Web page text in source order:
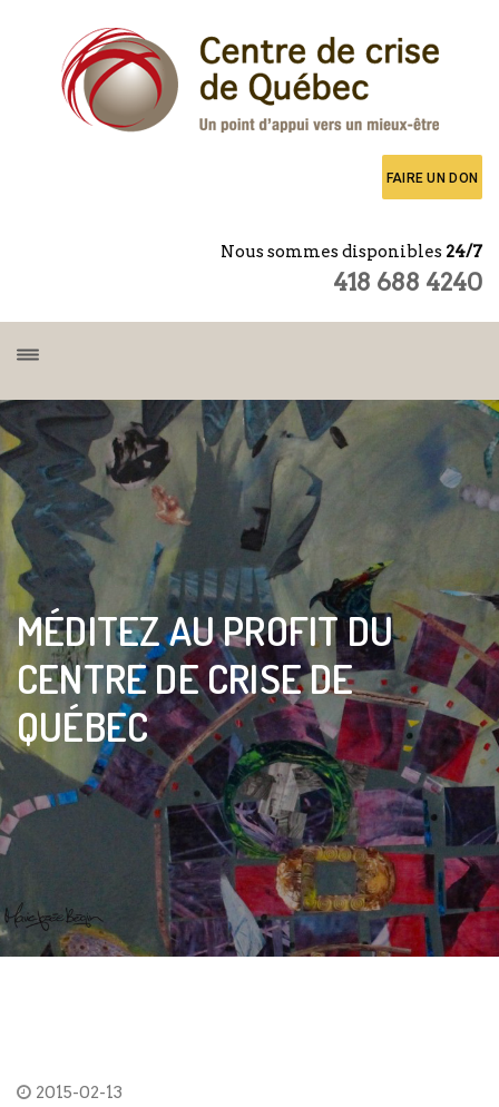
FAIRE UN DON
Nous sommes disponibles 24/7
418 688 4240
MÉDITEZ AU PROFIT DU
CENTRE DE CRISE DE
QUÉBEC
2015-02-13